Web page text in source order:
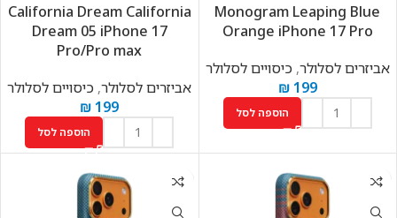
Monogram Leaping Blue
Orange iPhone 17 Pro
אביזרים לסלולר,כיסויים לסלולר
₪199
הוספה לסל
California Dream California
Dream 05 iPhone 17
Pro/Pro max
אביזרים לסלולר, כיסויים לסלולר
₪199
הוספה לסל